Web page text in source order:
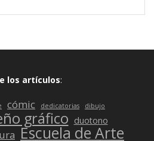
los artículos:
cómic dedicatorias dibujo
gráfico duotono
Escuela de Arte